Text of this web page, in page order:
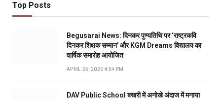
Top Posts
Begusarai News: दिनकर पुण्यतिथि पर ‘राष्ट्रकवि
दिनकर शिक्षक सम्मान’ और KGM Dreams विद्यालय का
वार्षिक समारोह आयोजित
APRIL 25, 2026 4:54 PM
DAV Public School बखरी में अनोखे अंदाज में मनाया